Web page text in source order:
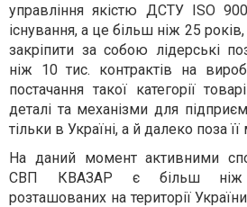
управління якістю ДСТУ ISO
існування, а це більш ніж 25
закріпити за собою лідерські
ніж 10 тис. контрактів на
постачання такої категорії
деталі та механізми для
тільки в Україні, а й далеко поза
На даний момент активними
СВП КВАЗАР є більш ніж
розташованих на території